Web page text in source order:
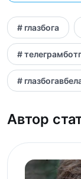
# глазбога
#
#
Автор